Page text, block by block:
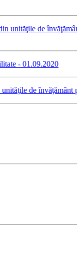
unităţile de
- 01.09.2020
de învăţământ